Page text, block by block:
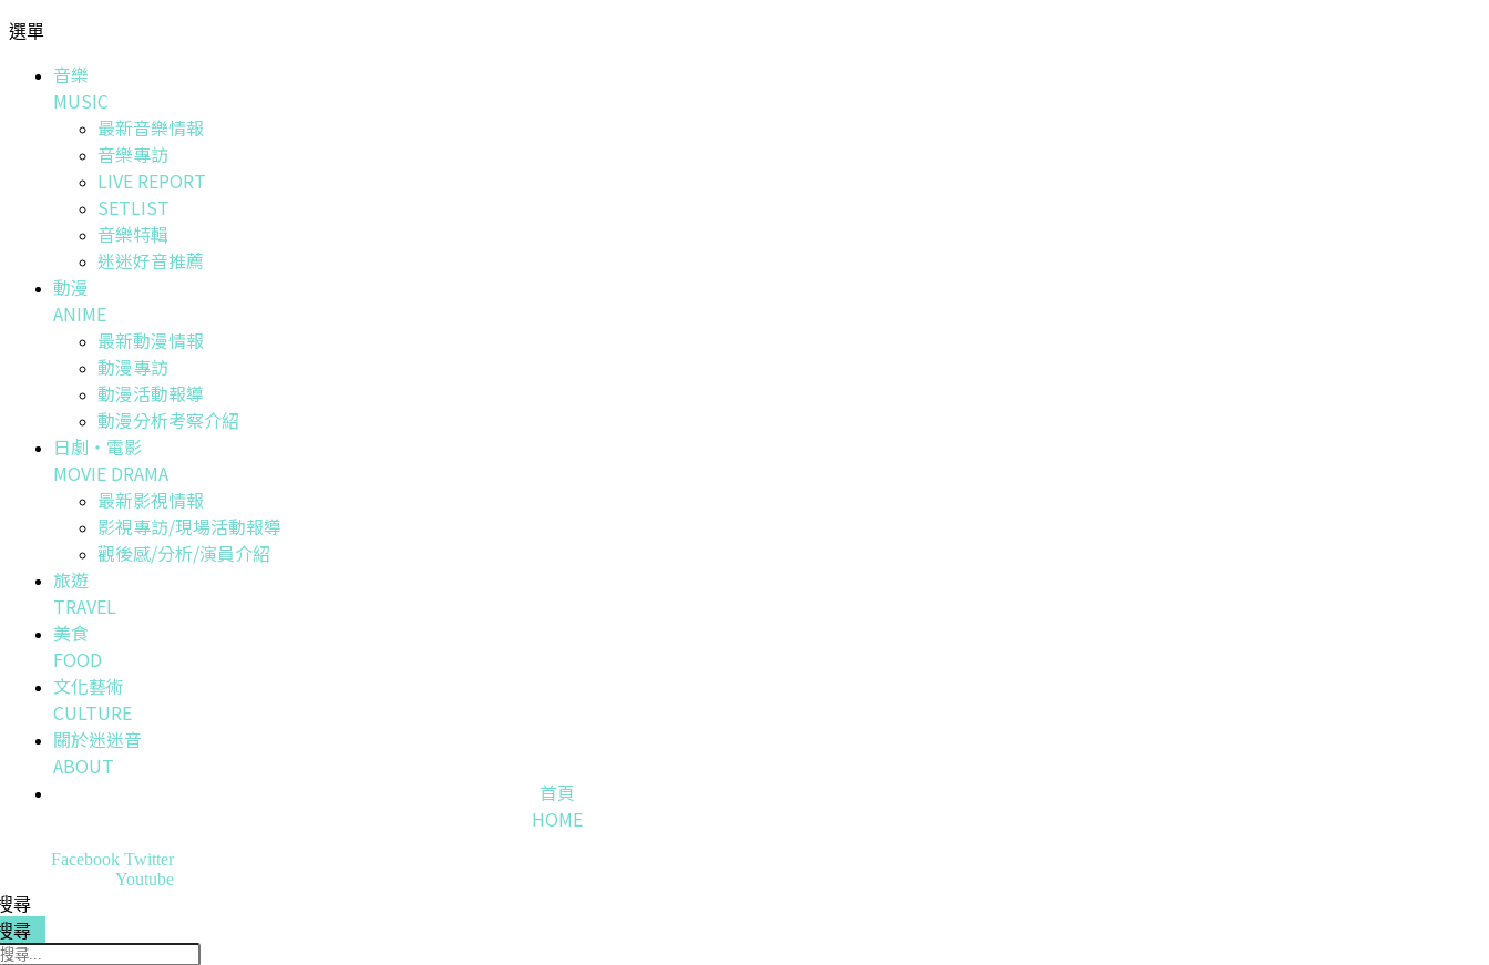
選單
音樂
MUSIC
最新音樂情報
音樂專訪
LIVE REPORT
SETLIST
音樂特輯
迷迷好音推薦
動漫
ANIME
最新動漫情報
動漫專訪
動漫活動報導
動漫分析考察介紹
日劇・電影
MOVIE DRAMA
最新影視情報
影視專訪/現場活動報導
觀後感/分析/演員介紹
旅遊
TRAVEL
美食
FOOD
文化藝術
CULTURE
關於迷迷音
ABOUT
首頁
HOME
Facebook Twitter
Youtube
尋
尋